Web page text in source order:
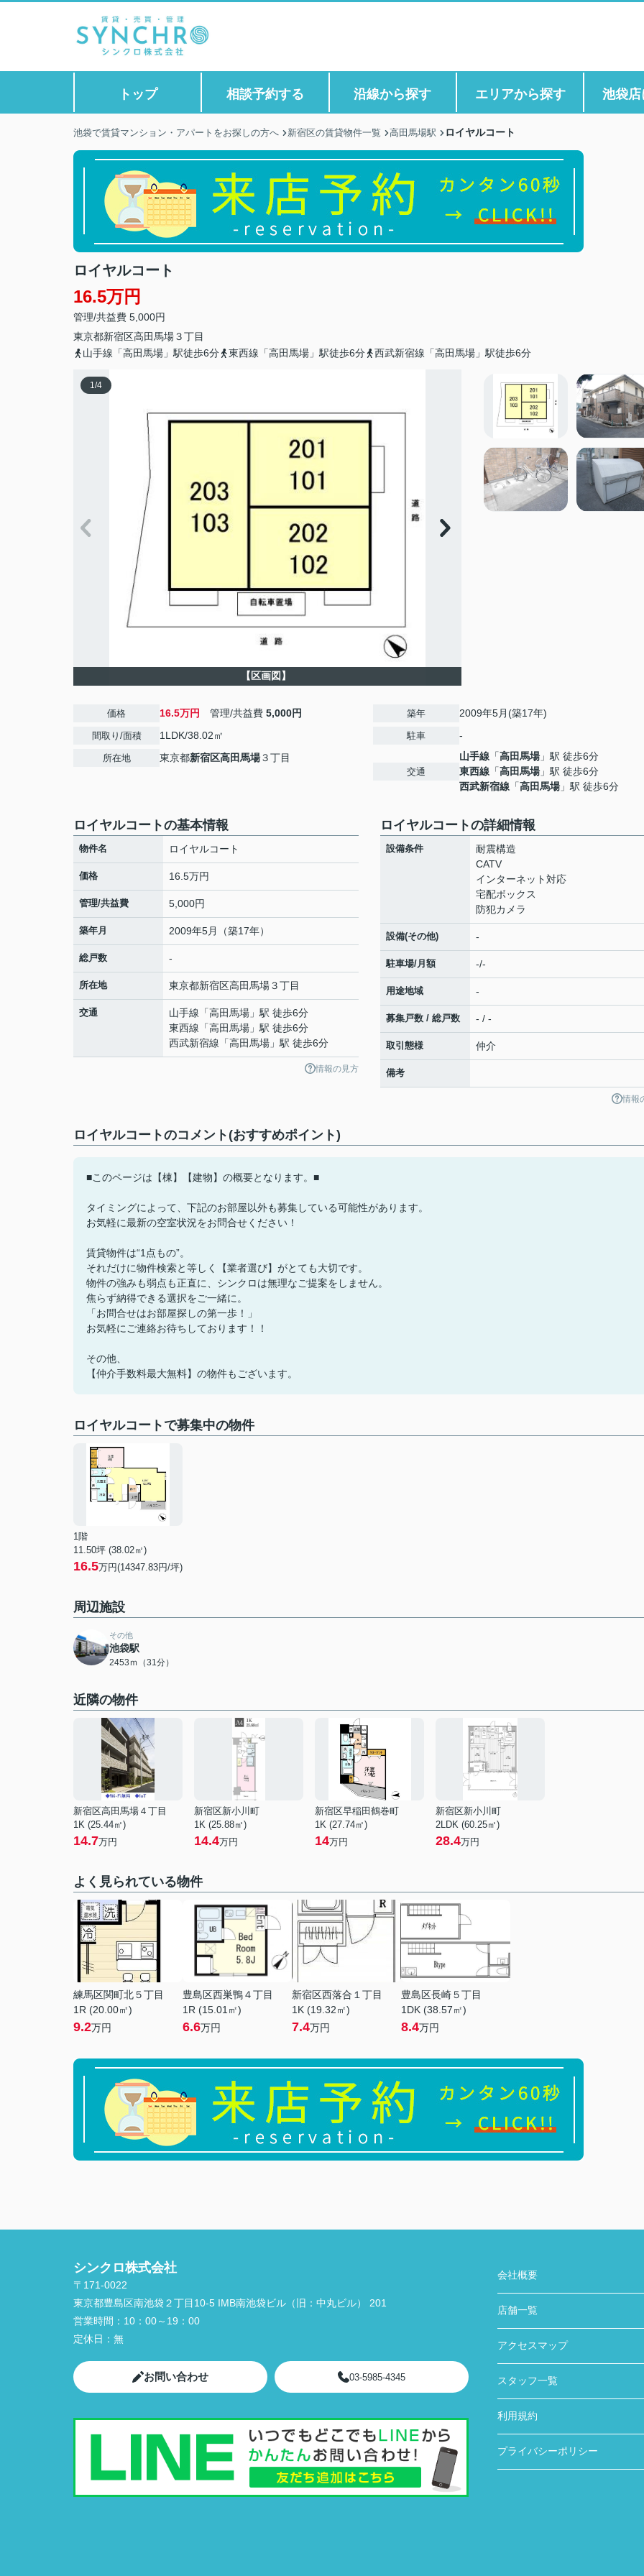
トップ 相談予約する 沿線から探す エリアから探す 池袋
池袋で賃貸マンション・アパートをお探しの方へ 新宿区の賃貸物件一覧 高田馬場駅 ロイヤルコート
ロイヤルコート
16.5万円
管理/共益費 5,000円
東京都新宿区高田馬場３丁目
山手線「高田馬場」駅徒歩6分
東西線「高田馬場」駅徒歩6分 西武新宿線「高田馬場」駅徒歩6分
1/4
【区画図】
価格 16.5万円 管理/共益費 5,000円
間取り/面積 1LDK/38.02㎡
所在地 東京都新宿区高田馬場３丁目
築年 2009年5月(築17年)
駐車 -
交通
山手線 「高田馬場」駅 徒歩6分
東西線 「高田馬場」駅 徒歩6分
西武新宿線 「高田馬場」駅 徒歩6分
ロイヤルコートの基本情報
物件名 ロイヤルコート
価格 16.5万円
管理/共益費 5,000円
築年月 2009年5月（築17年）
総戸数 -
所在地 東京都新宿区高田馬場３丁目
交通 山手線 「高田馬場 」駅 徒歩6分
東西線 「高田馬場 」駅 徒歩6分
西武新宿線 「高田馬場 」駅 徒歩6分
情報の見方
ロイヤルコートの詳細情報
設備条件
耐震構造
CATV
インターネット対応
宅配ボックス
防犯カメラ
設備(その他) -
駐車場/月額 -/-
用途地域 -
募集戸数 / 総戸数 - / -
取引態様 仲介
備考
情報
ロイヤルコートのコメント(おすすめポイント)
■このページは【棟】【建物】の概要となります。■
タイミングによって、下記のお部屋以外も募集している可能性があります。
お気軽に最新の空室状況をお問合せください！
賃貸物件は“1点もの”。
それだけに物件検索と等しく【業者選び】がとても大切です。
物件の強みも弱点も正直に、シンクロは無理なご提案をしません。
焦らず納得できる選択をご一緒に。
「お問合せはお部屋探しの第一歩！」
お気軽にご連絡お待ちしております！！
その他、
【仲介手数料最大無料】の物件もございます。
ロイヤルコートで募集中の物件
1階
11.50坪 (38.02㎡)
16.5万円(14347.83円/坪)
周辺施設
その他
池袋駅
2453ｍ（31分）
近隣の物件
新宿区高田馬場４丁目
1K (25.44㎡)
14.7万円
新宿区新小川町
1K (25.88㎡)
14.4万円
新宿区早稲田鶴巻町
1K (27.74㎡)
14万円
新宿区新小川町
2LDK (60.25㎡)
28.4万円
よく見られている物件
練馬区関町北５丁目
1R (20.00㎡)
9.2万円
豊島区西巣鴨４丁目
1R (15.01㎡)
6.6万円
新宿区西落合１丁目
1K (19.32㎡)
7.4万円
豊島区長崎５丁目
1DK (38.57㎡)
8.4万円
シンクロ株式会社
〒171-0022
東京都豊島区南池袋２丁目10-5 IMB南池袋ビル（旧：中丸ビル） 201
営業時間： 10：00～19：00
定休日： 無
お問い合わせ 03-5985-4345
会社概要
店舗一覧
アクセスマップ
スタッフ一覧
利用規約
プライバシーポリシー